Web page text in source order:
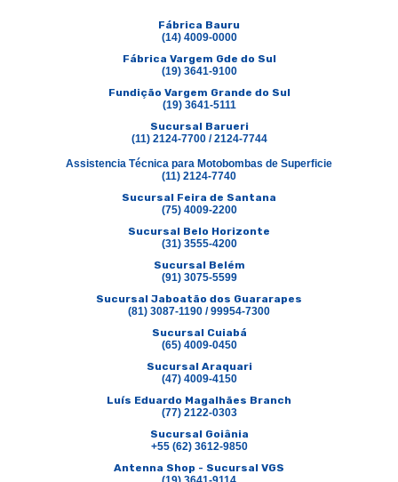
Fábrica Bauru
(14) 4009-0000
Fábrica Vargem Gde do Sul
(19) 3641-9100
Fundição Vargem Grande do Sul
(19) 3641-5111
Sucursal Barueri
(11) 2124-7700 / 2124-7744
Assistencia Técnica para Motobombas de Superficie
(11) 2124-7740
Sucursal Feira de Santana
(75) 4009-2200
Sucursal Belo Horizonte
(31) 3555-4200
Sucursal Belém
(91) 3075-5599
Sucursal Jaboatão dos Guararapes
(81) 3087-1190 / 99954-7300
Sucursal Cuiabá
(65) 4009-0450
Sucursal Araquari
(47) 4009-4150
Luís Eduardo Magalhães Branch
(77) 2122-0303
Sucursal Goiânia
+55 (62) 3612-9850
Antenna Shop - Sucursal VGS